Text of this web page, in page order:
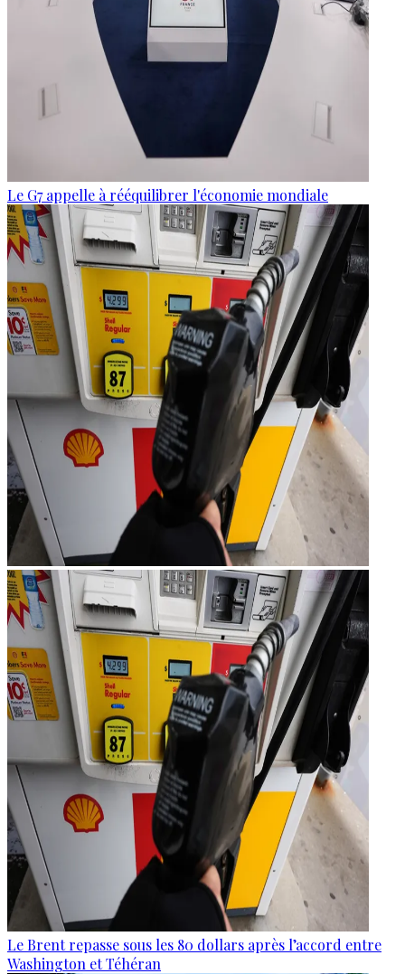
Le G7 appelle à rééquilibrer l'économie mondiale
Le Brent repasse sous les 80 dollars après l’accord entre
Washington et Téhéran